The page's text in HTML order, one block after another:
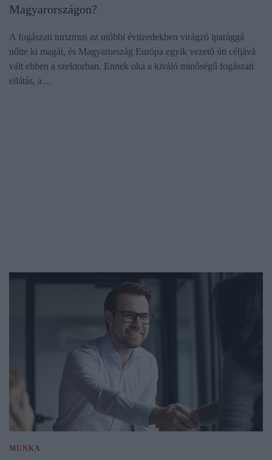
Magyarországon?
A fogászati turizmus az utóbbi évtizedekben virágzó iparággá
nőtte ki magát, és Magyarország Európa egyik vezető úti céljává
vált ebben a szektorban. Ennek oka a kiváló minőségű fogászati
ellátás, a…
MUNKA